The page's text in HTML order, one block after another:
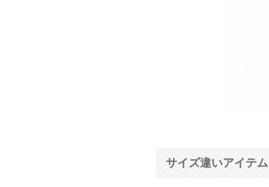
サイズ違いアイテム